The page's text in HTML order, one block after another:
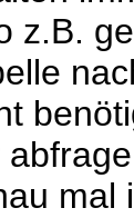
z.B.
mal